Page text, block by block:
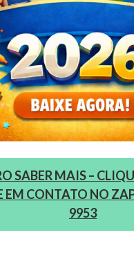
SABER MAIS –
EM CONTATO NO
9953